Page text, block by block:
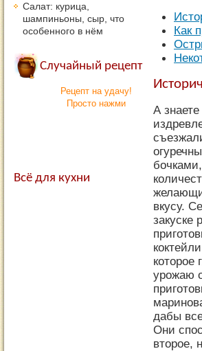
Как
А
вкусу.
закуске
которое
урожаю
дабы
Они
второе,
Салат: курица,
шампиньоны, сыр, что
особенного в нём
Случайный рецепт
Рецепт на удачу!
Просто нажми
Всё для кухни